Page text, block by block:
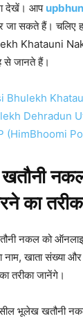
देखें। आप
पर जा सकते हैं।
Khatauni
से जानते हैं।
Bhulekh
Dehradun
(HimBhoomi
का
नकल को
नाम, खाता संख्या
तरीका जानेंगे।
भूलेख खतौनी